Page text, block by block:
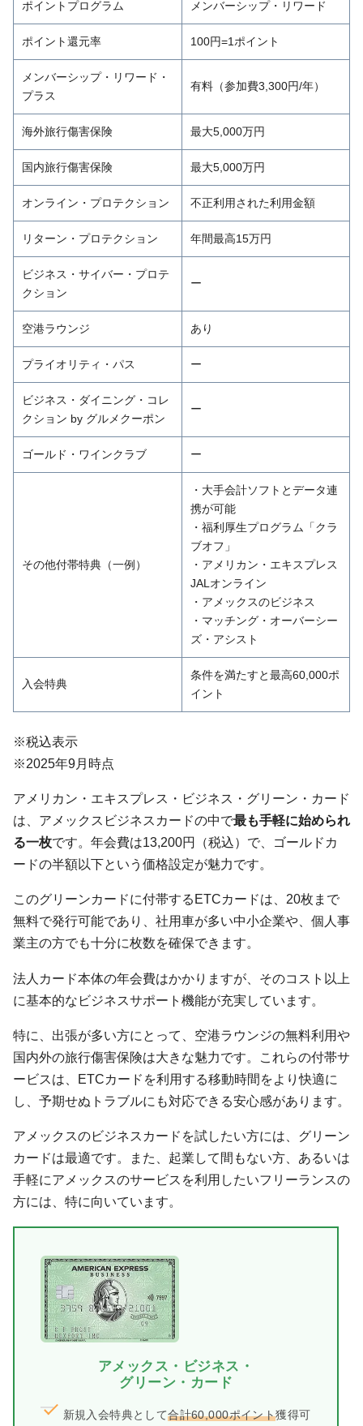
ポイントプログラム メンバーシップ・リワード
ポイント還元率 100円=1ポイント
メンバーシップ・リワード・
プラス
有料（参加費3,300円/年）
海外旅行傷害保険 最大5,000万円
国内旅行傷害保険 最大5,000万円
オンライン・プロテクション 不正利用された利用金額
リターン・プロテクション 年間最高15万円
ビジネス・サイバー・プロテ
クション
ー
空港ラウンジ あり
プライオリティ・パス ー
ビジネス・ダイニング・コレ
クション by グルメクーポン
ー
ゴールド・ワインクラブ ー
その他付帯特典（一例）
・大手会計ソフトとデータ連
携が可能
・福利厚生プログラム「クラ
ブオフ」
・アメリカン・エキスプレス
JALオンライン
・アメックスのビジネス
・マッチング・オーバーシー
ズ・アシスト
入会特典
条件を満たすと最高60,000ポ
イント
※税込表示
※2025年9月時点
アメリカン・エキスプレス・ビジネス・グリーン・カード
は、アメックスビジネスカードの中で最も手軽に始められ
る一枚です。年会費は13,200円（税込）で、ゴールドカ
ードの半額以下という価格設定が魅力です。
このグリーンカードに付帯するETCカードは、20枚まで
無料で発行可能であり、社用車が多い中小企業や、個人事
業主の方でも十分に枚数を確保できます。
法人カード本体の年会費はかかりますが、そのコスト以上
に基本的なビジネスサポート機能が充実しています。
特に、出張が多い方にとって、空港ラウンジの無料利用や
国内外の旅行傷害保険は大きな魅力です。これらの付帯サ
ービスは、ETCカードを利用する移動時間をより快適に
し、予期せぬトラブルにも対応できる安心感があります。
アメックスのビジネスカードを試したい方には、グリーン
カードは最適です。また、起業して間もない方、あるいは
手軽にアメックスのサービスを利用したいフリーランスの
方には、特に向いています。
アメックス・ビジネス・
グリーン・カード
新規入会特典として合計60,000ポイント獲得可